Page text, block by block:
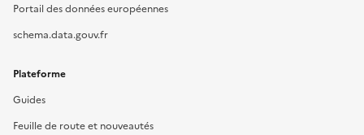
Portail des données européennes
schema.data.gouv.fr
Plateforme
Guides
Feuille de route et nouveautés